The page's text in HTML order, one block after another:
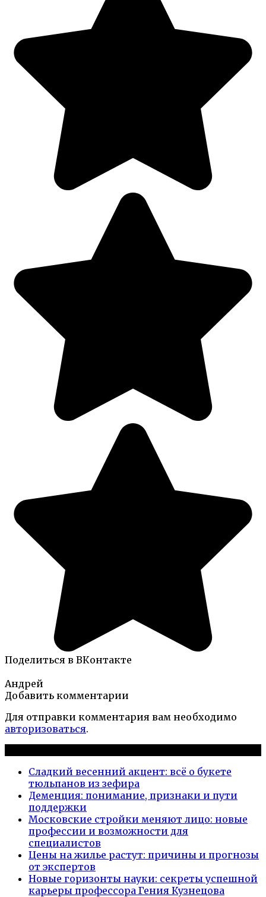
Поделиться в ВКонтакте
Андрей
Добавить комментарии
Для отправки комментария вам необходимо
авторизоваться.
Сладкий весенний акцент: всё о букете
тюльпанов из зефира
Деменция: понимание, признаки и пути
поддержки
Московские стройки меняют лицо: новые
профессии и возможности для
специалистов
Цены на жилье растут: причины и прогнозы
от экспертов
Новые горизонты науки: секреты успешной
карьеры профессора Гения Кузнецова